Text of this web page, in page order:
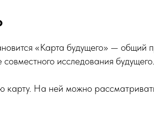
«Карта будущего» — общий
исследования будущего.
карту. На ней можно